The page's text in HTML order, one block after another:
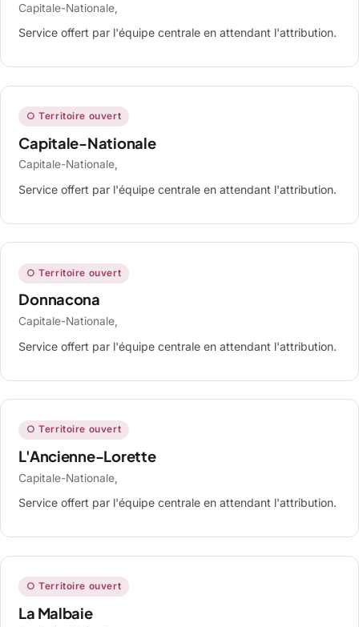
Capitale-Nationale,
Service offert par l'équipe centrale en attendant l'attribution.
○ Territoire ouvert
Capitale-Nationale
Capitale-Nationale,
Service offert par l'équipe centrale en attendant l'attribution.
○ Territoire ouvert
Donnacona
Capitale-Nationale,
Service offert par l'équipe centrale en attendant l'attribution.
○ Territoire ouvert
L'Ancienne-Lorette
Capitale-Nationale,
Service offert par l'équipe centrale en attendant l'attribution.
○ Territoire ouvert
La Malbaie